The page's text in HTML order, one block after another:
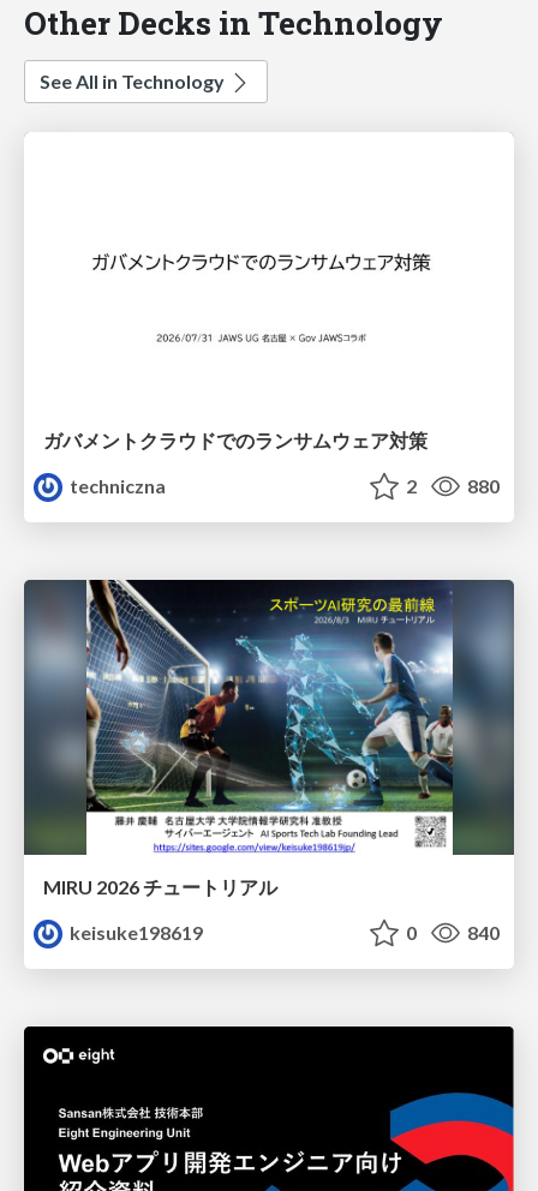
Other Decks in Technology
See All in Technology
ガバメントクラウドでのランサムウェア対策
techniczna
2 880
MIRU 2026 チュートリアル
keisuke198619
0 840